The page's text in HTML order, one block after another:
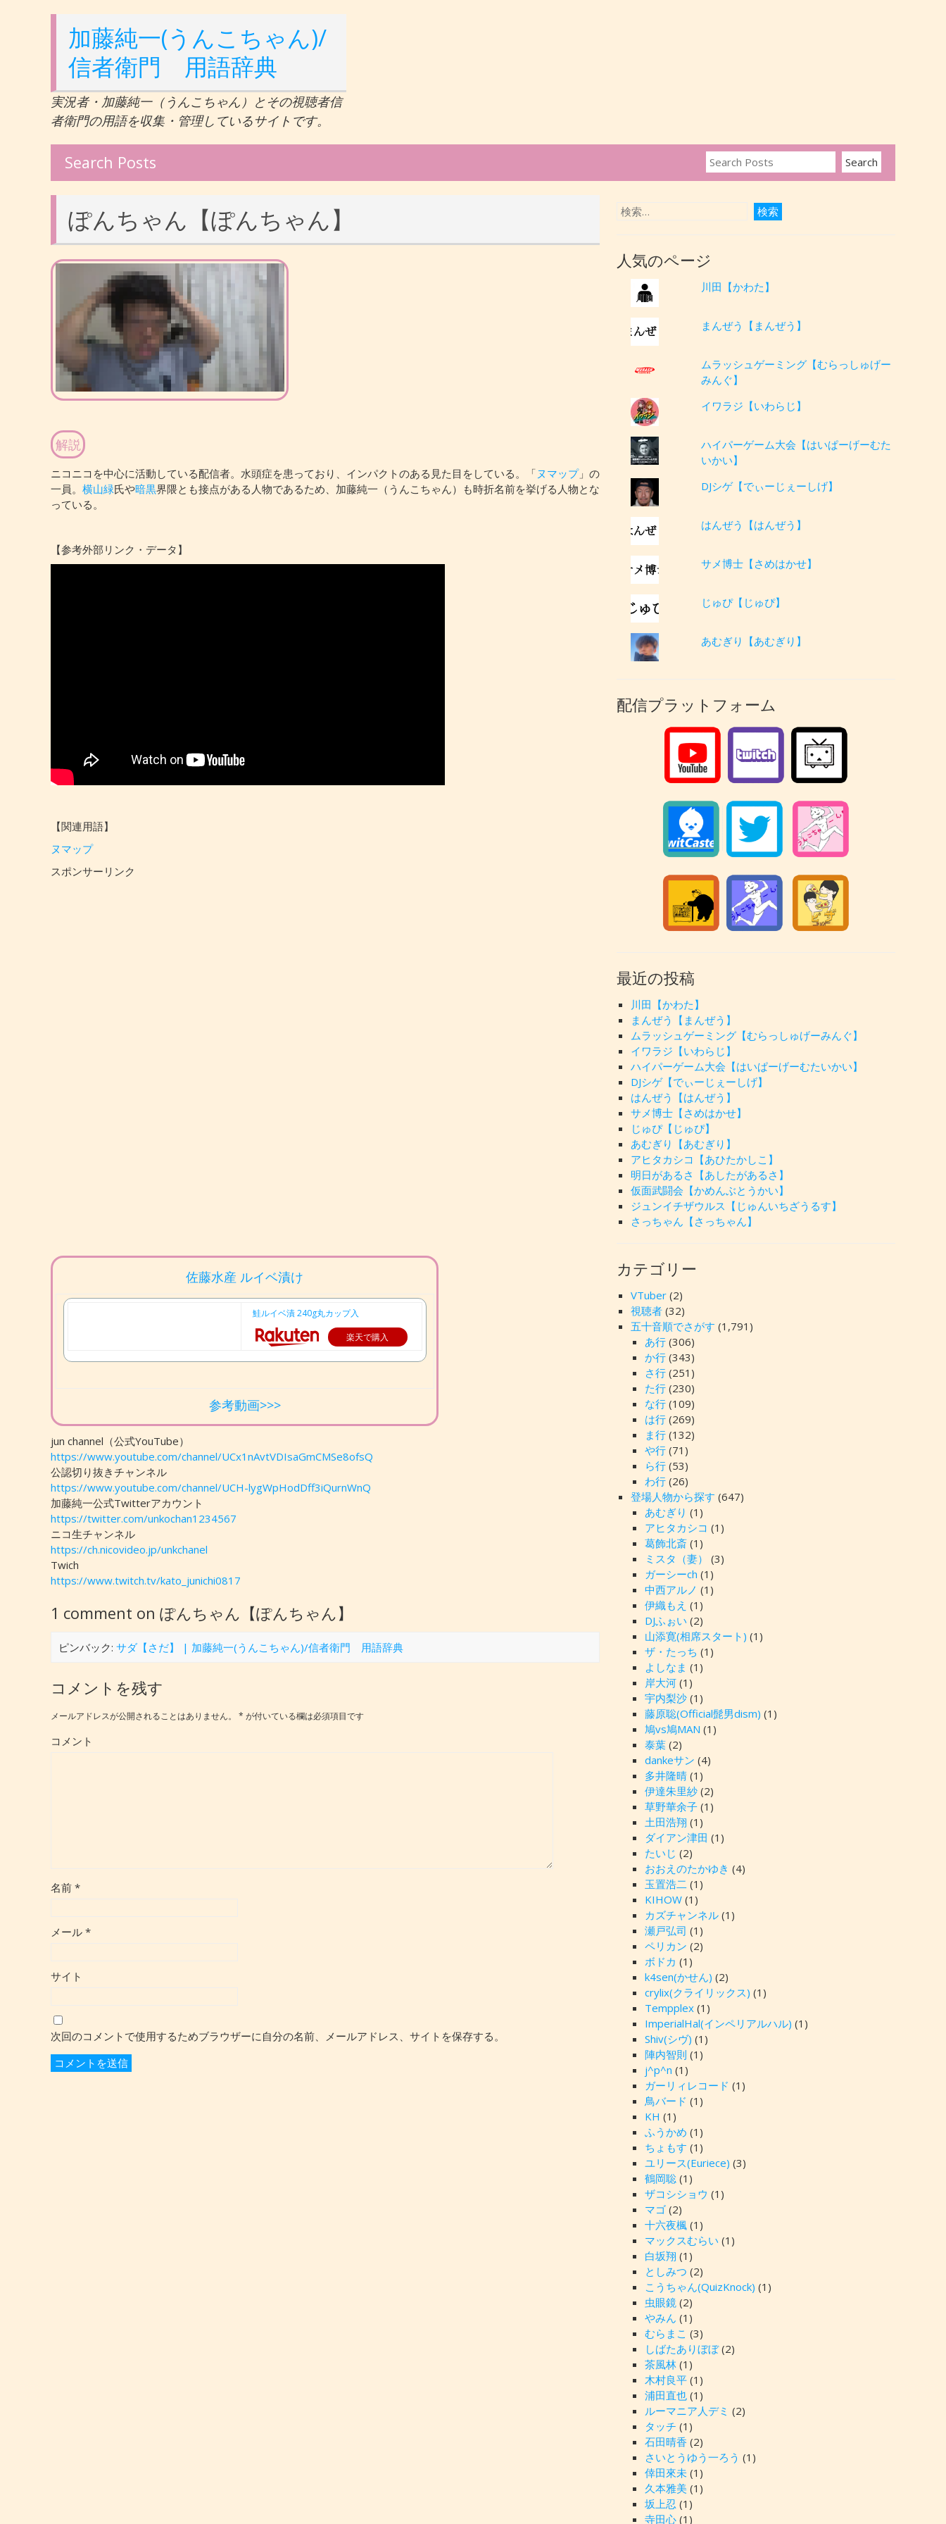
加藤純一(うんこちゃん)/
信者衛門 用語辞典
実況者・加藤純一（うんこちゃん）とその視聴者信
者衛門の用語を収集・管理しているサイトです。
Search Posts
ぽんちゃん【ぽんちゃん】
解説
ニコニコを中心に活動している配信者。水頭症を患っており、インパクトのある見た目をしている。「 ヌマップ」の
一員。 横山緑氏や暗黒界隈とも接点がある人物であるため、加藤純一（うんこちゃん）も時折名前を挙げる人物とな
っている。
【参考外部リンク・データ】
【関連用語】
ヌマップ
スポンサーリンク
佐藤水産 ルイベ漬け
鮭ルイベ漬 240g丸カップ入
楽天で購入
参考動画>>>
jun channel（公式YouTube）
https://www.youtube.com/channel/UCx1nAvtVDIsaGmCMSe8ofsQ
公認切り抜きチャンネル
https://www.youtube.com/channel/UCH-lygWpHodDff3iQurnWnQ
加藤純一公式Twitterアカウント
https://twitter.com/unkochan1234567
ニコ生チャンネル
https://ch.nicovideo.jp/unkchanel
Twich
https://www.twitch.tv/kato_junichi0817
1 comment on ぽんちゃん【ぽんちゃん】
ピンバック: サダ【さだ】 | 加藤純一(うんこちゃん)/信者衛門 用語辞典
コメントを残す
メールアドレスが公開されることはありません。 * が付いている欄は必須項目です
コメント
名前 *
メール *
サイト
次回のコメントで使用するためブラウザーに自分の名前、メールアドレス、サイトを保存する。
人気のページ
川田【かわた】
まんぜう【まんぜう】
ムラッシュゲーミング【むらっしゅげー
みんぐ】
イワラジ【いわらじ】
ハイパーゲーム大会【はいぱーげーむた
いかい】
DJシゲ【でぃーじぇーしげ】
はんぜう【はんぜう】
サメ博士【さめはかせ】
じゅぴ【じゅぴ】
あむぎり【あむぎり】
配信プラットフォーム
最近の投稿
川田【かわた】
まんぜう【まんぜう】
ムラッシュゲーミング【むらっしゅげーみんぐ】
イワラジ【いわらじ】
ハイパーゲーム大会【はいぱーげーむたいかい】
DJシゲ【でぃーじぇーしげ】
はんぜう【はんぜう】
サメ博士【さめはかせ】
じゅぴ【じゅぴ】
あむぎり【あむぎり】
アヒタカシコ【あひたかしこ】
明日があるさ【あしたがあるさ】
仮面武闘会【かめんぶとうかい】
ジュンイチザウルス【じゅんいちざうるす】
さっちゃん【さっちゃん】
カテゴリー
VTuber (2)
視聴者 (32)
五十音順でさがす (1,791)
あ行 (306)
か行 (343)
さ行 (251)
た行 (230)
な行 (109)
は行 (269)
ま行 (132)
や行 (71)
ら行 (53)
わ行 (26)
登場人物から探す (647)
あむぎり (1)
アヒタカシコ (1)
葛飾北斎 (1)
ミスタ（妻）
(3)
ガーシーch (1)
中西アルノ (1)
伊織もえ (1)
DJふぉい (2)
山添寛(相席スタート) (1)
ザ・たっち (1)
よしなま (1)
岸大河 (1)
宇内梨沙 (1)
藤原聡(Official髭男dism) (1)
鳩vs鳩MAN (1)
泰葉 (2)
dankeサン (4)
多井隆晴 (1)
伊達朱里紗 (2)
草野華余子 (1)
土田浩翔 (1)
ダイアン津田 (1)
たいじ (2)
おおえのたかゆき (4)
玉置浩二 (1)
KIHOW (1)
カズチャンネル (1)
瀬戸弘司 (1)
ペリカン (2)
ボドカ (1)
k4sen(かせん) (2)
crylix(クライリックス) (1)
Tempplex (1)
ImperialHal(インペリアルハル) (1)
Shiv(シヴ) (1)
陣内智則 (1)
j^p^n (1)
ガーリィレコード (1)
鳥バード (1)
KH (1)
ふうかめ (1)
ちょもす (1)
ユリース(Euriece) (3)
鶴岡聡 (1)
ザコシショウ (1)
マゴ (2)
十六夜楓 (1)
マックスむらい (1)
白坂翔 (1)
としみつ (2)
こうちゃん(QuizKnock) (1)
虫眼鏡 (2)
やみん (1)
むらまこ (3)
しばたありぼぼ(2)
茶風林 (1)
木村良平 (1)
浦田直也 (1)
ルーマニア人デミ (2)
タッチ (1)
石田晴香 (2)
さいとうゆう一ろう (1)
倖田來未 (1)
久本雅美 (1)
坂上忍 (1)
寺田心 (1)